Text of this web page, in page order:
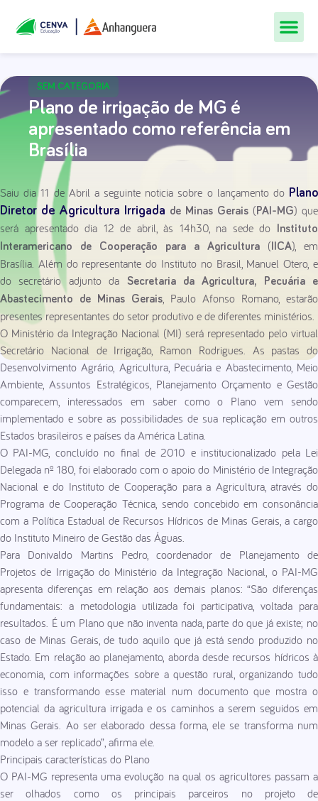
SEM CATEGORIA
Plano de irrigação de MG é
apresentado como referência em
Brasília
Saiu dia 11 de Abril a seguinte noticia sobre o lançamento do Plano
Diretor de Agricultura Irrigada de Minas Gerais (PAI-MG) que
será apresentado dia 12 de abril, às 14h30, na sede do
Instituto
Interamericano de Cooperação para a Agricultura ( IICA), em
Brasília. Além do representante do Instituto no Brasil, Manuel Otero, e
do secretário adjunto da
Secretaria da Agricultura, Pecuária e
Abastecimento de Minas Gerais, Paulo Afonso Romano, estarão
presentes representantes do setor produtivo e de diferentes ministérios.
O Ministério da Integração Nacional (MI) será representado pelo virtual
Secretário Nacional de Irrigação, Ramon Rodrigues. As pastas do
Desenvolvimento Agrário, Agricultura, Pecuária e Abastecimento, Meio
Ambiente, Assuntos Estratégicos, Planejamento Orçamento e Gestão
comparecem, interessados em saber como o Plano vem sendo
implementado e sobre as possibilidades de sua replicação em outros
Estados brasileiros e países da América Latina.
O PAI-MG, concluído no final de 2010 e institucionalizado pela Lei
Delegada nº 180, foi elaborado com o apoio do Ministério de Integração
Nacional e do Instituto de Cooperação para a Agricultura, através do
Programa de Cooperação Técnica, sendo concebido em consonância
com a Política Estadual de Recursos Hídricos de Minas Gerais, a cargo
do Instituto Mineiro de Gestão das Águas.
Para Donivaldo Martins Pedro, coordenador de Planejamento de
Projetos de Irrigação do Ministério da Integração Nacional, o PAI-MG
apresenta diferenças em relação aos demais planos: “São diferenças
fundamentais: a metodologia utilizada foi participativa, voltada para
resultados. É um Plano que não inventa nada, parte do que já existe; no
caso de Minas Gerais, de tudo aquilo que já está sendo produzido no
Estado. Em relação ao planejamento, aborda desde recursos hídricos à
economia, com informações sobre a questão rural, organizando tudo
isso e transformando esse material num documento que mostra o
potencial da agricultura irrigada e os caminhos a serem seguidos em
Minas Gerais. Ao ser elaborado dessa forma, ele se transforma num
modelo a ser replicado”, afirma ele.
Principais características do Plano
O PAI-MG representa uma evolução na qual os agricultores passam a
ser olhados como os principais parceiros no projeto de